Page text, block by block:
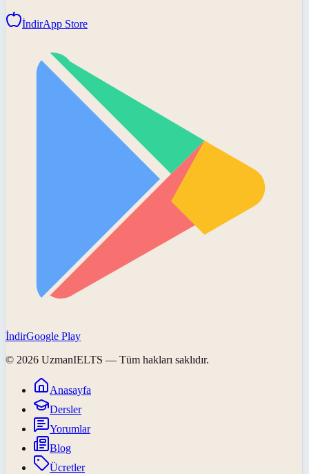
İndirApp Store
İndirGoogle Play
© 2026 UzmanIELTS — Tüm hakları saklıdır.
Anasayfa
Dersler
Yorumlar
Blog
Ücretler